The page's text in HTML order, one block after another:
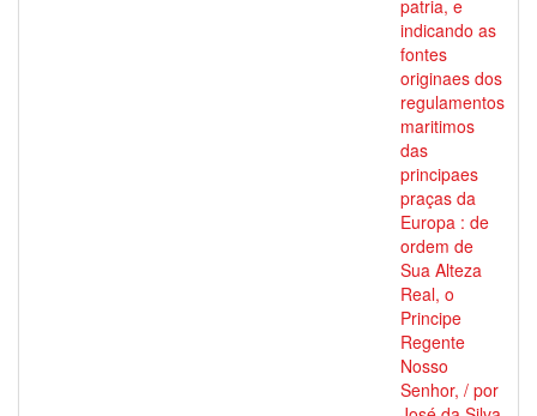
patria, e
indicando as
fontes
originaes dos
regulamentos
maritimos
das
principaes
praças da
Europa : de
ordem de
Sua Alteza
Real, o
Principe
Regente
Nosso
Senhor, / por